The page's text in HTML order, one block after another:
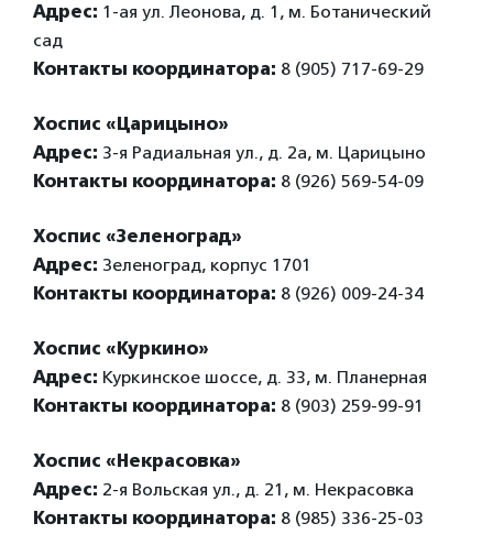
Адрес: 1-ая ул. Леонова, д. 1, м. Ботанический
сад
Контакты координатора: 8 (905) 717-69-29
Хоспис «Царицыно»
Адрес: 3-я Радиальная ул., д. 2а, м. Царицыно
Контакты координатора: 8 (926) 569-54-09
Хоспис «Зеленоград»
Адрес: Зеленоград, корпус 1701
Контакты координатора: 8 (926) 009-24-34
Хоспис «Куркино»
Адрес: Куркинское шоссе, д. 33, м. Планерная
Контакты координатора: 8 (903) 259-99-91
Хоспис «Некрасовка»
Адрес: 2-я Вольская ул., д. 21, м. Некрасовка
Контакты координатора: 8 (985) 336-25-03